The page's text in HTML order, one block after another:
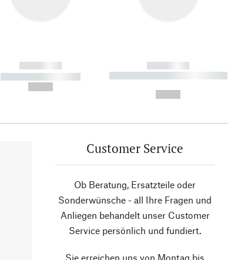
------------
----------- -----------
------------
----------- ----------- ----------
Customer Service
Ob Beratung, Ersatzteile oder
Sonderwünsche - all Ihre Fragen und
Anliegen behandelt unser Customer
Service persönlich und fundiert.
Sie erreichen uns von Montag bis